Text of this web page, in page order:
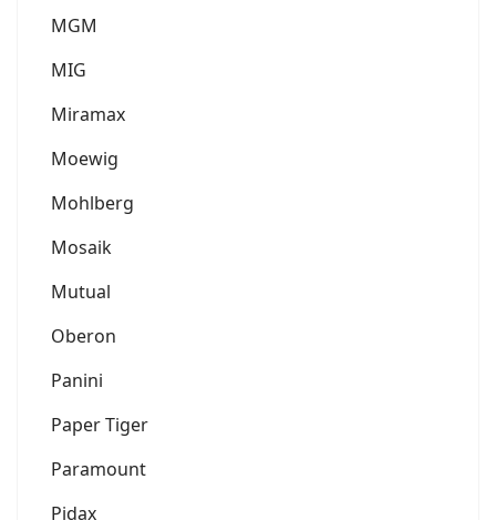
MGM
MIG
Miramax
Moewig
Mohlberg
Mosaik
Mutual
Oberon
Panini
Paper Tiger
Paramount
Pidax